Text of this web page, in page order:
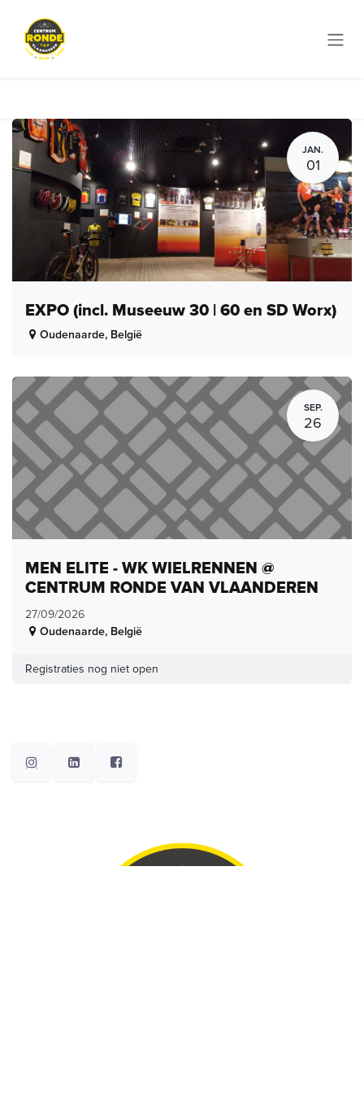
JAN.
01
EXPO (incl. Museeuw 30 | 60 en SD Worx)
Oudenaarde, België
SEP.
26
MEN ELITE - WK WIELRENNEN @
CENTRUM RONDE VAN VLAANDEREN
27/09/2026
Oudenaarde, België
Registraties nog niet open